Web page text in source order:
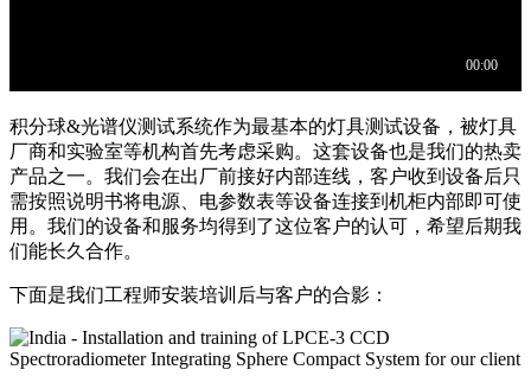
积分球&光谱仪测试系统作为最基本的灯具测试设备，被灯具
厂商和实验室等机构首先考虑采购。这套设备也是我们的热卖
产品之一。我们会在出厂前接好内部连线，客户收到设备后只
需按照说明书将电源、电参数表等设备连接到机柜内部即可使
用。我们的设备和服务均得到了这位客户的认可，希望后期我
们能长久合作。
下面是我们工程师安装培训后与客户的合影：